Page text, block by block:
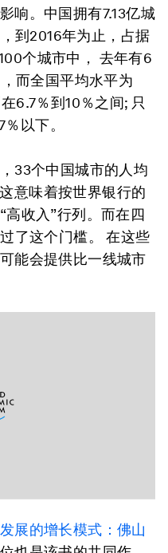
响。中国拥有7.13亿城
到2016年为止，占据
个城市中， 去年有6
而全国平均水平为
6.7％到10％之间; 只
以下。
33个中国城市的人均
意味着按世界银行的
收入”行列。而在四
了这个门槛。 在这些
能会提供比一线城市
展的增长模式：佛山